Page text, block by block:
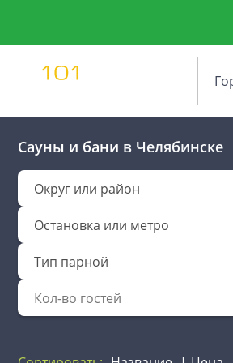
Сауны и бани в Челябинске
Округ или район
Остановка или метро
Тип парной